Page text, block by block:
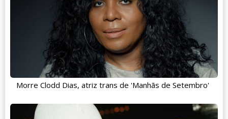
Morre Clodd Dias, atriz trans de 'Manhãs de Setembro'